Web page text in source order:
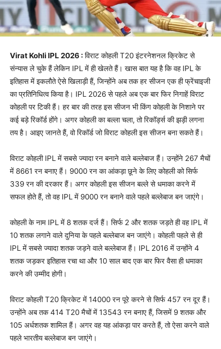
Virat Kohli IPL 2026 :विराट कोहली T20 इंटरनेशनल क्रिकेट से
संन्यास ले चुके हैं लेकिन IPL में ही खेलते हैं। खास बात यह है कि वह IPL के
इतिहास में इकलौते ऐसे खिलाड़ी हैं, जिन्होंने अब तक हर सीजन एक ही फ्रेंचाइजी
का प्रतिनिधित्व किया है। IPL 2026 से पहले अब एक बार फिर निगाहें विराट
कोहली पर टिकी हैं। हर बार की तरह इस सीजन भी किंग कोहली के निशाने पर
कई बड़े रिकॉर्ड होंगे। अगर कोहली का बल्ला चला, तो रिकॉर्ड्स की झड़ी लगना
तय है। आइए जानते हैं, वो रिकॉर्ड जो विराट कोहली इस सीजन बना सकते हैं।
विराट कोहली IPL में सबसे ज्यादा रन बनाने वाले बल्लेबाज हैं। उन्होंने 267 मैचों
में 8661 रन बनाए हैं। 9000 रन का आंकड़ा छूने के लिए कोहली को सिर्फ
339 रन की दरकार हैं। अगर कोहली इस सीजन बल्ले से धमाका करने में
सफल होते हैं, तो वह IPL में 9000 रन बनाने वाले पहले बल्लेबाज बन जाएंगे।
कोहली के नाम IPL में 8 शतक दर्ज हैं। सिर्फ 2 और शतक जड़ते ही वह IPL में
10 शतक लगाने वाले दुनिया के पहले बल्लेबाज बन जाएंगे। कोहली पहले से ही
IPL में सबसे ज्यादा शतक जड़ने वाले बल्लेबाज हैं। IPL 2016 में उन्होंने 4
शतक जड़कर इतिहास रचा था और 10 साल बाद एक बार फिर वैसा ही धमाका
करने की उम्मीद होगी।
विराट कोहली T20 क्रिकेट में 14000 रन पूरे करने से सिर्फ 457 रन दूर हैं।
उन्होंने अब तक 414 T20 मैचों में 13543 रन बनाए हैं, जिसमें 9 शतक और
105 अर्धशतक शामिल हैं। अगर वह यह आंकड़ा पार करते हैं, तो ऐसा करने वाले
पहले भारतीय बल्लेबाज बन जाएंगे।